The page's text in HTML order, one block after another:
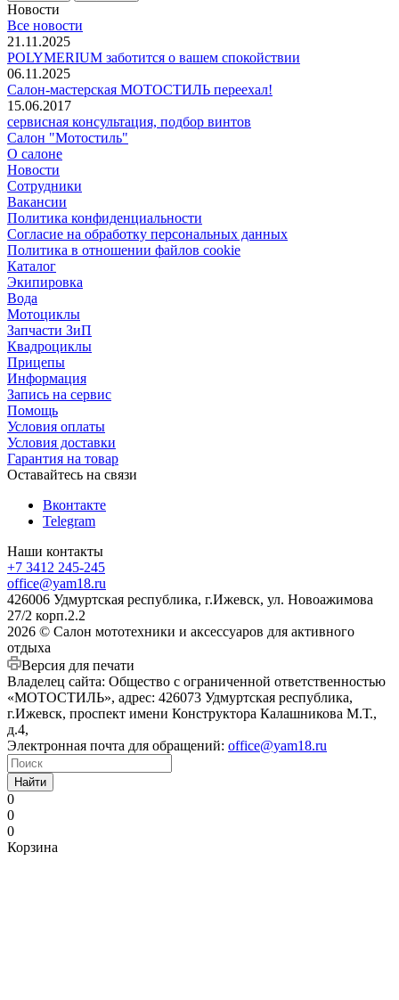
Новости
Все новости
21.11.2025
POLYMERIUM заботится о вашем спокойствии
06.11.2025
Салон-мастерская МОТОСТИЛЬ переехал!
15.06.2017
сервисная консультация, подбор винтов
Салон "Мотостиль"
О салоне
Новости
Сотрудники
Вакансии
Политика конфиденциальности
Согласие на обработку персональных данных
Политика в отношении файлов cookie
Каталог
Экипировка
Вода
Мотоциклы
Запчасти ЗиП
Квадроциклы
Прицепы
Информация
Запись на сервис
Помощь
Условия оплаты
Условия доставки
Гарантия на товар
Оставайтесь на связи
Вконтакте
Telegram
Наши контакты
+7 3412 245-245
office@yam18.ru
426006 Удмуртская республика, г.Ижевск, ул. Новоажимова
27/2 корп.2.2
2026 © Салон мототехники и аксессуаров для активного
отдыха
Версия для печати
Владелец сайта: Общество с ограниченной ответственностью
«МОТОСТИЛЬ», адрес: 426073 Удмуртская республика,
г.Ижевск, проспект имени Конструктора Калашникова М.Т.,
д.4,
Электронная почта для обращений: office@yam18.ru
Найти
0
0
0
Корзина